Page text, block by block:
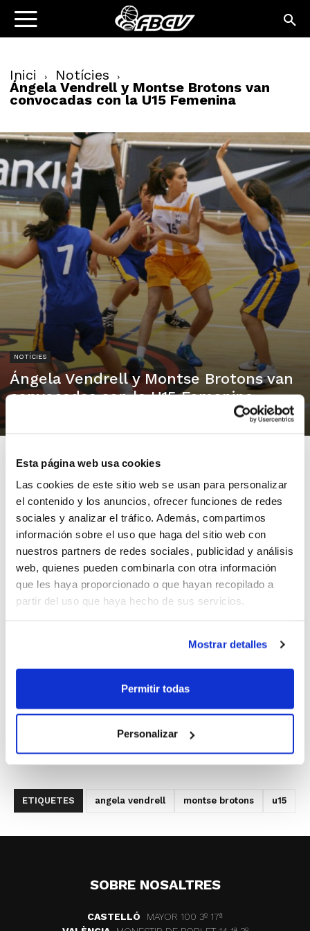
Esta página web usa cookies
Las cookies de este sitio web se usan para personalizar
el contenido y los anuncios, ofrecer funciones de redes
sociales y analizar el tráfico. Además, compartimos
información sobre el uso que haga del sitio web con
nuestros partners de redes sociales, publicidad y análisis
web, quienes pueden combinarla con otra información
que les haya proporcionado o que hayan recopilado a
partir del uso que haya hecho de sus servicios.
Mostrar detalles
Permitir todas
Personalizar
Inici Notícies
Ángela Vendrell y Montse Brotons van
convocadas con la U15 Femenina
NOTÍCIES
Ángela Vendrell y Montse Brotons van
convocadas con la U15 Femenina
La alero del B.F. San Blas Alicante Ángela Vendrell y la
pívot del C.B.F. Cabo MarMontse Brotons han sido
convocadas con la Operación Talento U15 Femenina.
se concentrará del 28 al 31 de marzo para
disputar el IV Torneo Junior MHLSPORTS, preparatorio
del Torneo de la Amistad que se celebra todos los
Selección Cadete de la Comunidad Valenciana.
ETIQUETES angela vendrell montse brotons u15
SOBRE NOSALTRES
CASTELLÓ
MAYOR 100 3º 17ª